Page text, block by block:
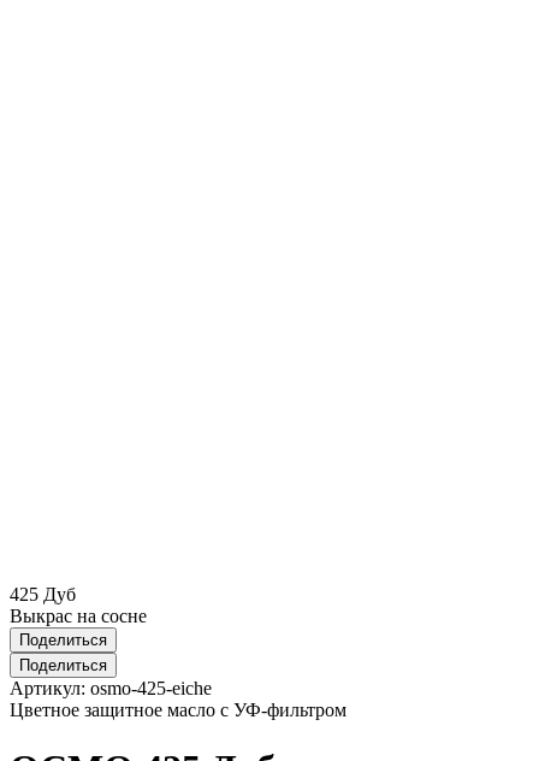
425 Дуб
Выкрас на сосне
Поделиться
Поделиться
Артикул: osmo-425-eiche
Цветное защитное масло с УФ-фильтром